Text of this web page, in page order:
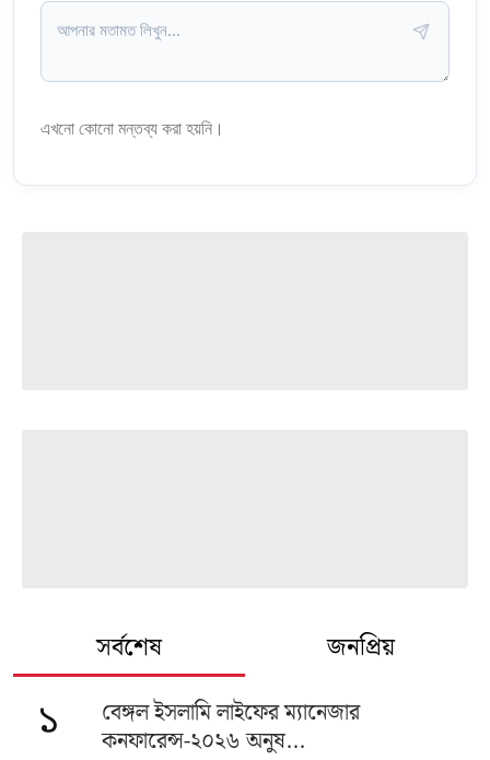
এখনো কোনো মন্তব্য করা হয়নি।
সর্বশেষ জনপ্রিয়
১
বেঙ্গল ইসলামি লাইফের ম্যানেজার
কনফারেন্স-২০২৬ অনুষ...